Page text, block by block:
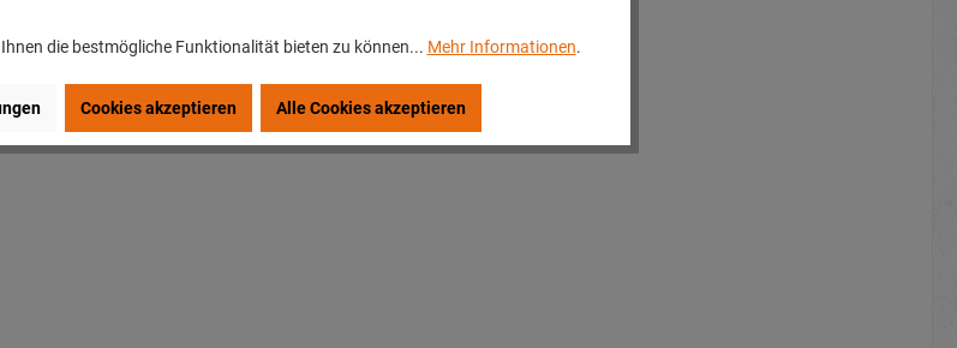
die bestmögliche Funktionalität bieten zu können... Mehr Informationen.
Cookies akzeptieren Alle Cookies akzeptieren